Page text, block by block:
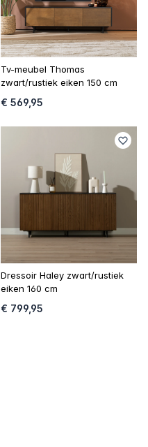
Tv-meubel Thomas
zwart/rustiek eiken 150 cm
€ 569,95
Dressoir Haley zwart/rustiek
eiken 160 cm
€ 799,95